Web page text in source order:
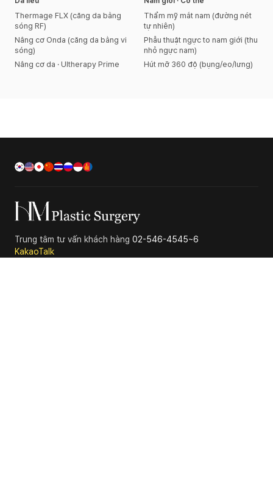
Thermage FLX (căng da bằng
sóng RF)
Nâng cơ Onda (căng da bằng vi
sóng)
Nâng cơ da · Ultherapy Prime
Thẩm mỹ mắt nam (đường nét
tự nhiên)
Phẫu thuật ngực to nam giới (thu
nhỏ ngực nam)
Hút mỡ 360 độ (bụng/eo/lưng)
Trung tâm tư vấn khách hàng 02-546-4545~6
KakaoTalk